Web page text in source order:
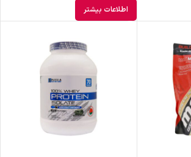
اطلاعات بیشتر